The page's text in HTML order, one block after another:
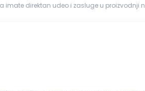
imate direktan udeo i zasluge u proizvodnji